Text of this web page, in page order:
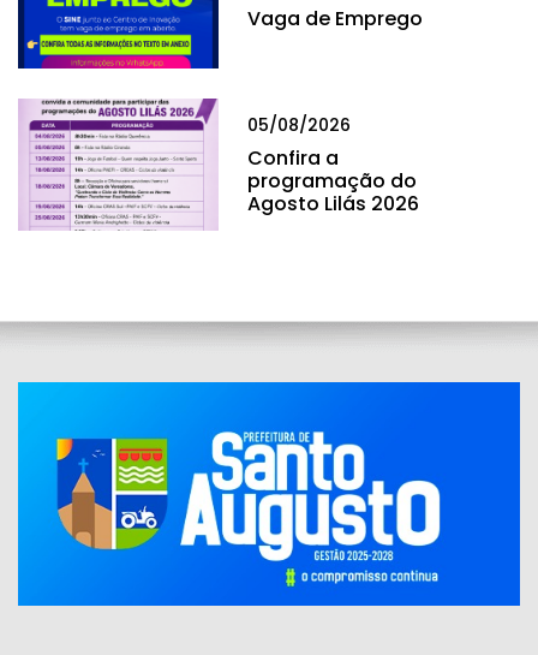
Vaga de Emprego
05/08/2026
Confira a
programação do
Agosto Lilás 2026